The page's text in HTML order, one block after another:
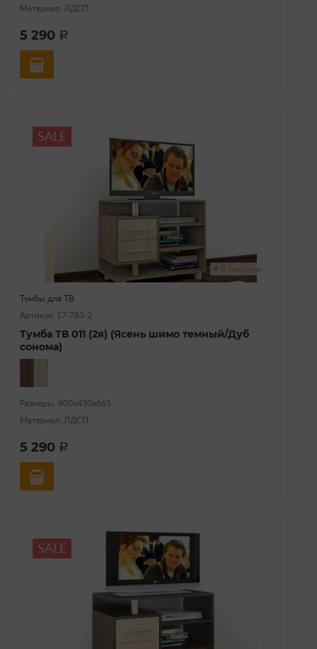
Материал: ЛДСП
5 290 a
SALE
В наличии
Тумбы для ТВ
Артикул: 17-783-2
Тумба ТВ 011 (2я) (Ясень шимо темный/Дуб
сонома)
Размеры: 800х430х665
Материал: ЛДСП
5 290 a
SALE